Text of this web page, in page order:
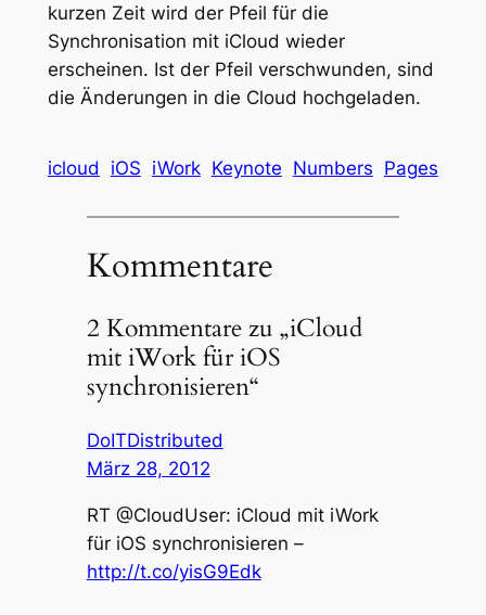
kurzen Zeit wird der Pfeil für die
Synchronisation mit iCloud wieder
erscheinen. Ist der Pfeil verschwunden, sind
die Änderungen in die Cloud hochgeladen.
icloud iOS iWork Keynote Numbers Pages
Kommentare
2 Kommentare zu „iCloud
mit iWork für iOS
synchronisieren“
DoITDistributed
März 28, 2012
RT @CloudUser: iCloud mit iWork
für iOS synchronisieren –
http://t.co/yisG9Edk